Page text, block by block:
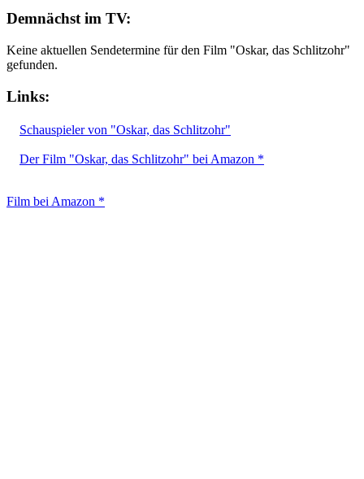
Demnächst im TV:
Keine aktuellen Sendetermine für den Film "Oskar, das Schlitzohr"
gefunden.
Links:
Schauspieler von "Oskar, das Schlitzohr"
Der Film "Oskar, das Schlitzohr" bei Amazon *
Film bei Amazon *